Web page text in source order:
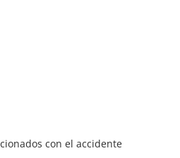
con el accidente